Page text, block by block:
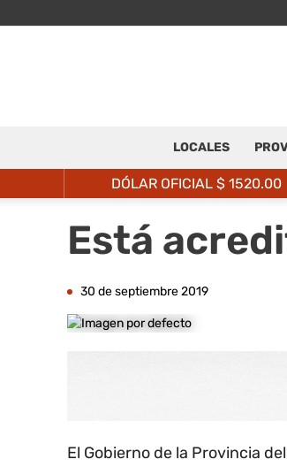
LOCALES
DÓLAR OFICIAL $ 1520.00
Está
30 de septiembre 2019
El Gobierno de la Provincia